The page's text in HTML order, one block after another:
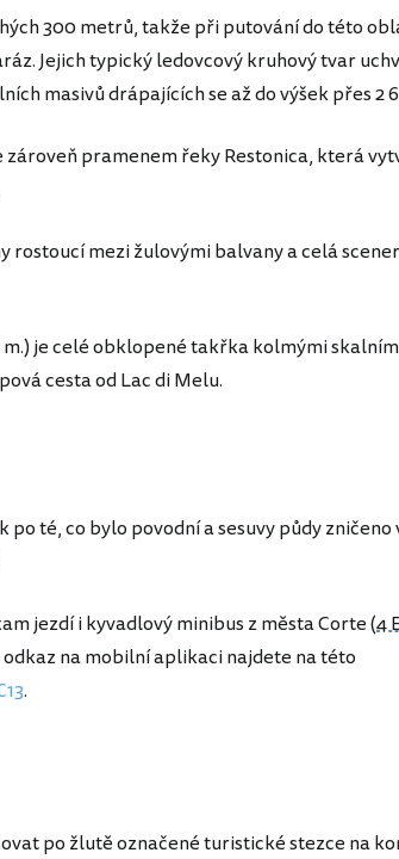
300 metrů, takže při putování do této
Jejich typický ledovcový kruhový tvar
masivů drápajících se až do výšek přes 2
zároveň pramenem řeky Restonica, která
mezi žulovými balvany a celá
m.) je celé obklopené takřka kolmými
cesta od Lac di Melu.
té, co bylo povodní a sesuvy půdy zničeno
jezdí i kyvadlový minibus z města Corte (4
na mobilní aplikaci najdete na této
.
po žlutě označené turistické stezce na